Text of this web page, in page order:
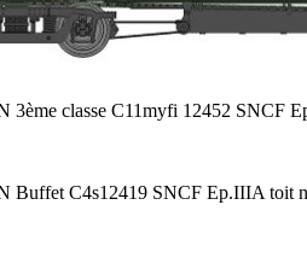
classe C11myfi 12452 SNCF
C4s12419 SNCF Ep.IIIA toit